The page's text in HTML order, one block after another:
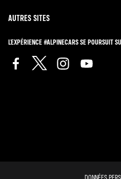
AUTRES SITES
L'EXPÉRIENCE #ALPINECARS SE POURSUIT
DONNÉES